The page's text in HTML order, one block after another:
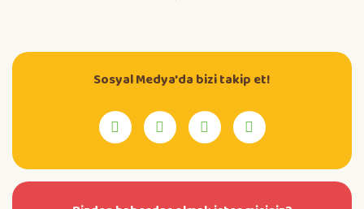
Sosyal Medya'da bizi takip et!